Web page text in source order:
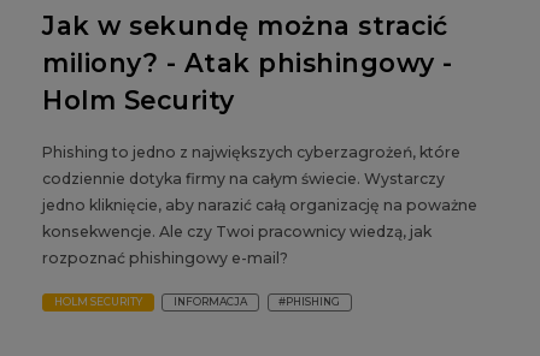
Jak w sekundę można stracić
miliony? - Atak phishingowy -
Holm Security
Phishing to jedno z największych cyberzagrożeń, które
codziennie dotyka firmy na całym świecie. Wystarczy
jedno kliknięcie, aby narazić całą organizację na poważne
konsekwencje. Ale czy Twoi pracownicy wiedzą, jak
rozpoznać phishingowy e-mail?
HOLM SECURITY INFORMACJA #PHISHING